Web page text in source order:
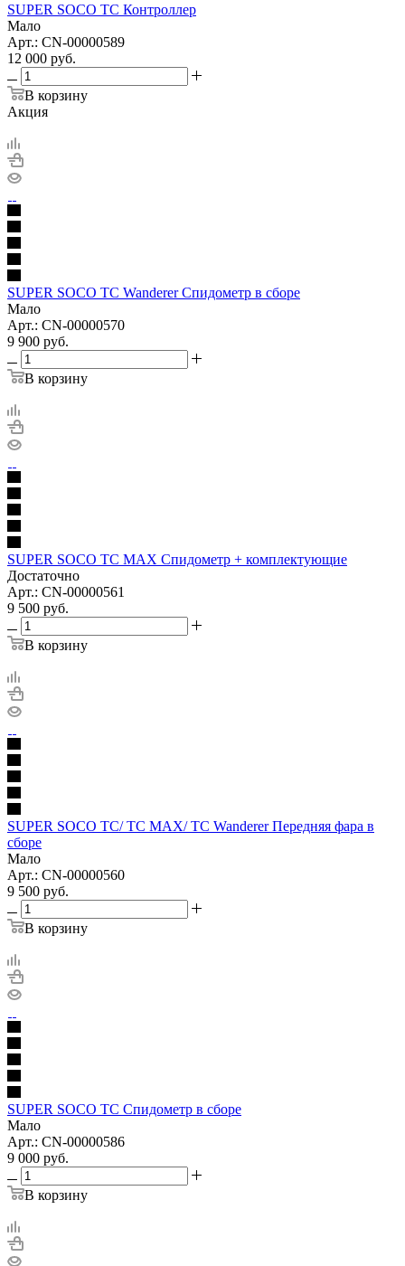
SUPER SOCO TC Контроллер
Мало
Арт.: CN-00000589
12 000 руб.
В корзину
Акция
SUPER SOCO TC Wanderer Спидометр в сборе
Мало
Арт.: CN-00000570
9 900 руб.
В корзину
SUPER SOCO TC MAX Спидометр + комплектующие
Достаточно
Арт.: CN-00000561
9 500 руб.
В корзину
SUPER SOCO TC/ TC MAX/ TC Wanderer Передняя фара в
сборе
Мало
Арт.: CN-00000560
9 500 руб.
В корзину
SUPER SOCO TC Спидометр в сборе
Мало
Арт.: CN-00000586
9 000 руб.
В корзину